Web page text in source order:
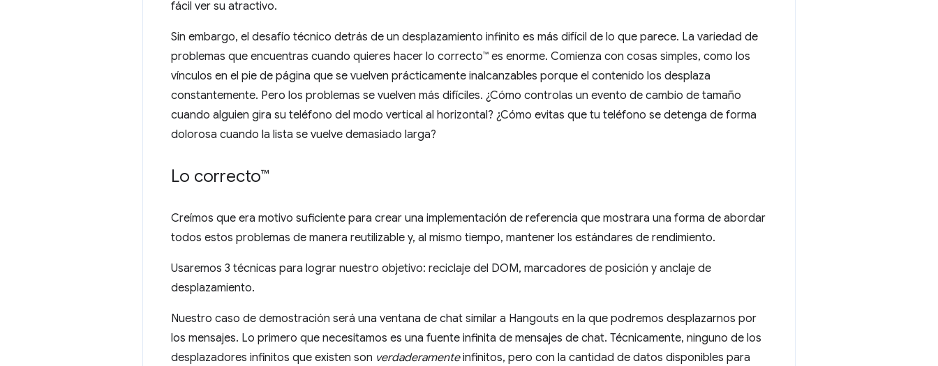
fácil ver su atractivo.
Sin embargo, el desafío técnico detrás de un desplazamiento infinito es más difícil de lo que parece. La variedad de
problemas que encuentras cuando quieres hacer lo correcto™ es enorme. Comienza con cosas simples, como los
vínculos en el pie de página que se vuelven prácticamente inalcanzables porque el contenido los desplaza
constantemente. Pero los problemas se vuelven más difíciles. ¿Cómo controlas un evento de cambio de tamaño
cuando alguien gira su teléfono del modo vertical al horizontal? ¿Cómo evitas que tu teléfono se detenga de forma
dolorosa cuando la lista se vuelve demasiado larga?
Lo correcto™
Creímos que era motivo suficiente para crear una implementación de referencia que mostrara una forma de abordar
todos estos problemas de manera reutilizable y, al mismo tiempo, mantener los estándares de rendimiento.
Usaremos 3 técnicas para lograr nuestro objetivo: reciclaje del DOM, marcadores de posición y anclaje de
desplazamiento.
Nuestro caso de demostración será una ventana de chat similar a Hangouts en la que podremos desplazarnos por
los mensajes. Lo primero que necesitamos es una fuente infinita de mensajes de chat. Técnicamente, ninguno de los
desplazadores infinitos que existen son verdaderamenteinfinitos, pero con la cantidad de datos disponibles para